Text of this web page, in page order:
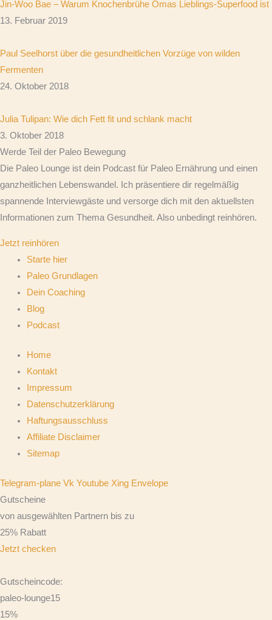
Jin-Woo Bae – Warum Knochenbrühe Omas Lieblings-Superfood ist
13. Februar 2019
Paul Seelhorst über die gesundheitlichen Vorzüge von wilden
Fermenten
24. Oktober 2018
Julia Tulipan: Wie dich Fett fit und schlank macht
3. Oktober 2018
Werde Teil der Paleo Bewegung
Die Paleo Lounge ist dein Podcast für Paleo Ernährung und einen
ganzheitlichen Lebenswandel. Ich präsentiere dir regelmäßig
spannende Interviewgäste und versorge dich mit den aktuellsten
Informationen zum Thema Gesundheit. Also unbedingt reinhören.
Jetzt reinhören
Starte hier
Paleo Grundlagen
Dein Coaching
Blog
Podcast
Home
Kontakt
Impressum
Datenschutzerklärung
Haftungsausschluss
Affiliate Disclaimer
Sitemap
Telegram-plane Vk Youtube Xing Envelope
Gutscheine
von ausgewählten Partnern bis zu
25% Rabatt
Jetzt checken
Gutscheincode:
paleo-lounge15
15%